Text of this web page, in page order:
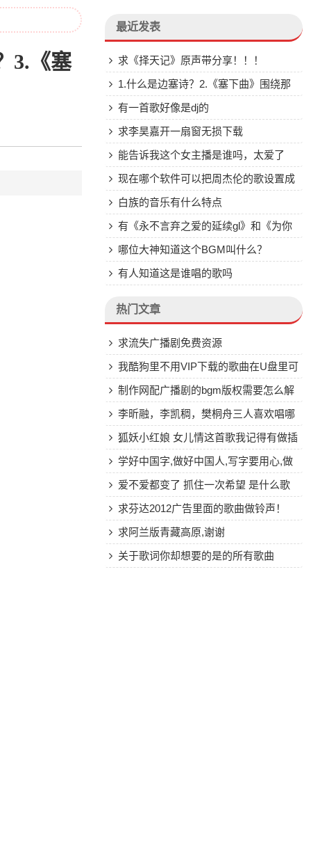
3.《塞
最近发表
求《择天记》原声带分享！！！
1.什么是边塞诗？2.《塞下曲》围绕那
两个字来写的？3.《塞下曲》中最有画面
感的字是什么
有一首歌好像是dj的
求李昊嘉开一扇窗无损下载
能告诉我这个女主播是谁吗，太爱了
现在哪个软件可以把周杰伦的歌设置成
铃声啊？试过了的来，采纳了给你50分
白族的音乐有什么特点
有《永不言弃之爱的延续gl》和《为你
歌唱GL》的资源吗？
哪位大神知道这个BGM叫什么？
有人知道这是谁唱的歌吗
热门文章
求流失广播剧免费资源
我酷狗里不用VIP下载的歌曲在U盘里可
以听，但是要VIP的下载了听不了是怎么
回事
制作网配广播剧的bgm版权需要怎么解
决？李昕融，李凯稠，樊桐舟三人喜欢唱哪
一类歌曲，
狐妖小红娘 女儿情这首歌我记得有做插
曲谁唱的？
学好中国字,做好中国人,写字要用心,做
人要真诚是什么歌
爱不爱都变了 抓住一次希望 是什么歌
曲 求歌名
求芬达2012广告里面的歌曲做铃声！
求阿兰版青藏高原,谢谢
关于歌词你却想要的是的所有歌曲